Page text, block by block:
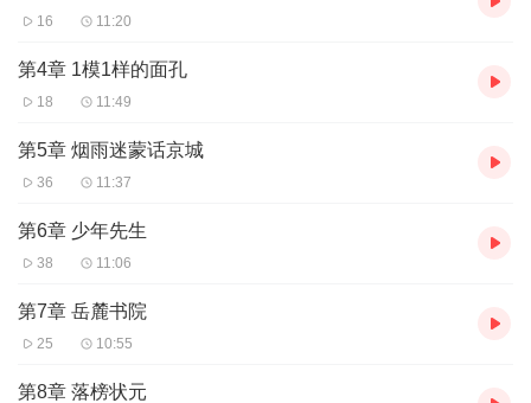
16 11:20
第4章 1模1样的面孔
18 11:49
第5章 烟雨迷蒙话京城
36 11:37
第6章 少年先生
38 11:06
第7章 岳麓书院
25 10:55
第8章 落榜状元